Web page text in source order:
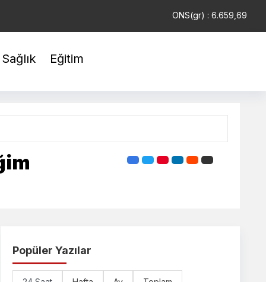
ONS(gr) : 6.659,69
Sağlık Eğitim
Popüler Yazılar